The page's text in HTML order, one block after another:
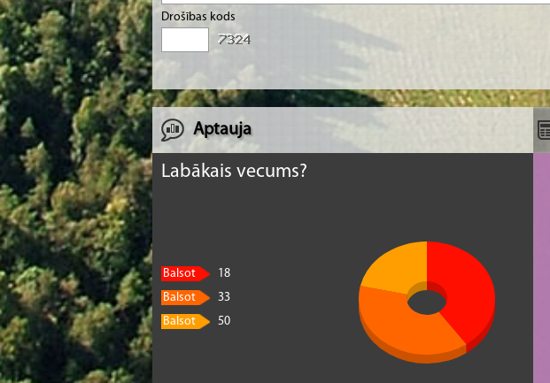
Drošības kods
Aptauja
Labākais vecums?
Balsot
18
Balsot
33
Balsot
50